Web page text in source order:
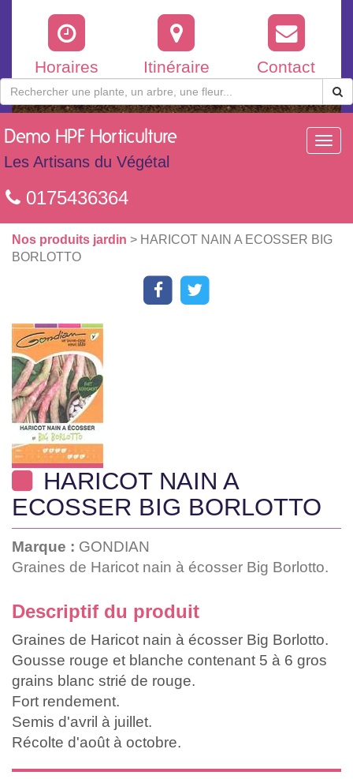
Horaires Itinéraire Contact
Demo HPF Horticulture
Les Artisans du Végétal
0175436364
Nos produits jardin > HARICOT NAIN A ECOSSER BIG
BORLOTTO
HARICOT NAIN A
ECOSSER BIG BORLOTTO
Marque : GONDIAN
Graines de Haricot nain à écosser Big Borlotto.
Descriptif du produit
Graines de Haricot nain à écosser Big Borlotto.
Gousse rouge et blanche contenant 5 à 6 gros
grains blanc strié de rouge.
Fort rendement.
Semis d'avril à juillet.
Récolte d'août à octobre.